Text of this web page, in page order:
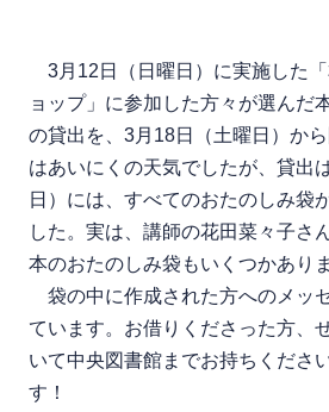
3月12日（日曜日）に実施した
ョップ」に参加した方々が選んだ
の貸出を、3月18日（土曜日）か
はあいにくの天気でしたが、貸出
日）には、すべてのおたのしみ袋
した。実は、講師の花田菜々子さ
本のおたのしみ袋もいくつかあり
袋の中に作成された方へのメッ
ています。お借りくださった方、
いて中央図書館までお持ちくださ
す！